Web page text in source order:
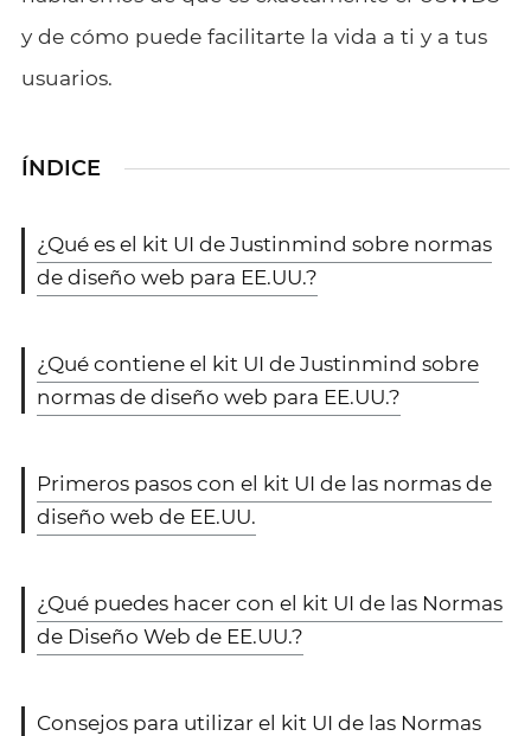
y de cómo puede facilitarte la vida a ti y a tus
usuarios.
ÍNDICE
¿Qué es el kit UI de Justinmind sobre normas
de diseño web para EE.UU.?
¿Qué contiene el kit UI de Justinmind sobre
normas de diseño web para EE.UU.?
Primeros pasos con el kit UI de las normas de
diseño web de EE.UU.
¿Qué puedes hacer con el kit UI de las Normas
de Diseño Web de EE.UU.?
Consejos para utilizar el kit UI de las Normas